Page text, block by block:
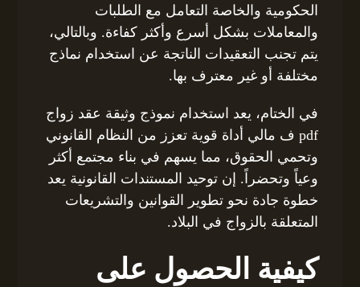
الحكومية والخاصة التعامل مع الطلبات
والمعاملات بشكل أسرع وأكثر كفاءة. وبالتالي،
يتم تجنب التعقيدات الناتجة عن استخدام نماذج
مختلفة أو غير معترف بها.
في الختام، يعد استخدام نموذج وثيقة عقد زواج
pdf ف مالي أداة قوية تعزز من النظام القانوني
وتحمي الحقوق، مما يسهم في بناء مجتمع أكثر
وعياً وتحضراً. إن توحيد المستندات القانونية يعد
خطوة جادة نحو تطوير القوانين والتشريعات
المتعلقة بالزواج في البلاد.
كيفية الحصول على